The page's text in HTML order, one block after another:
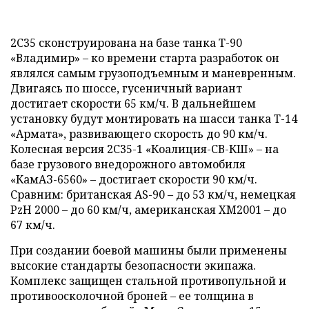
2С35 сконструирована на базе танка Т-90
«Владимир» – ко времени старта разработок он
являлся самым грузоподъемным и маневренным.
Двигаясь по шоссе, гусеничный вариант
достигает скорости 65 км/ч. В дальнейшем
установку будут монтировать на шасси танка Т-14
«Армата», развивающего скорость до 90 км/ч.
Колесная версия 2С35-1 «Коалиция-СВ-КШ» – на
базе грузового внедорожного автомобиля
«КамАЗ-6560» – достигает скорости 90 км/ч.
Сравним: британская AS-90 – до 53 км/ч, немецкая
PzH 2000 – до 60 км/ч, американская XM2001 – до
67 км/ч.
При создании боевой машины были применены
высокие стандарты безопасности экипажа.
Комплекс защищен стальной противопульной и
противоосколочной броней – ее толщина в